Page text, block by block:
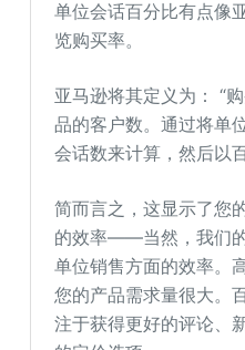
单位会话百分比有点像
览购买率。
亚马逊将其定义为： “
品的客户数。通过将单
会话数来计算，然后以
简而言之，这显示了您
的效率——当然，我们
单位销售方面的效率。
您的产品需求量很大。
注于获得更好的评论、